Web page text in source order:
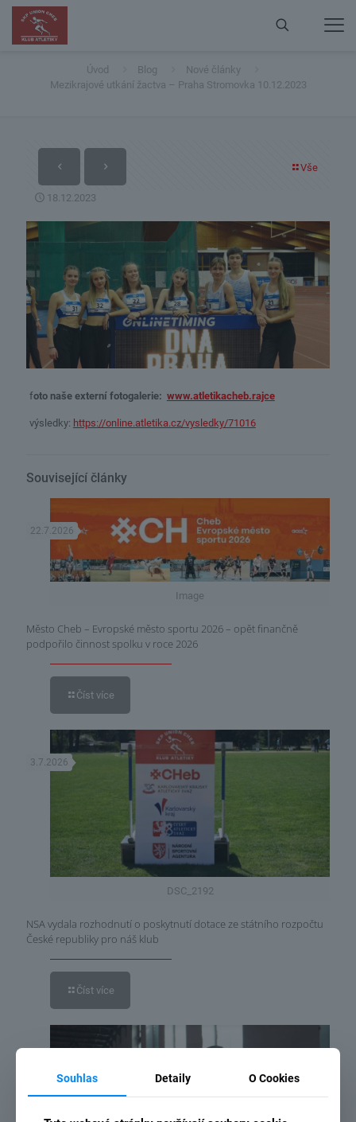
Mezikrajové utkání žactva – Praha Stromovka
Úvod Blog
Nové články
Mezikrajové utkání žactva – Praha Stromovka 10.12.2023
Vše
18.12.2023
foto naše externí fotogalerie: www.atletikacheb.rajce
výsledky: https://online.atletika.cz/vysledky/71016
Související články
Image
22.7.2026
Město Cheb – Evropské město sportu 2026 – opět finančně
podpořilo činnost spolku v roce 2026
Číst více
DSC_2192
3.7.2026
NSA vydala rozhodnutí o poskytnutí dotace ze státního rozpočtu
České republiky pro náš klub
Číst více
Souhlas Detaily O Cookies